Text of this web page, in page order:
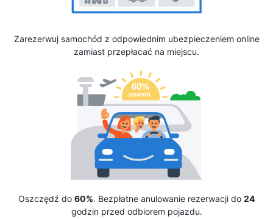
Zarezerwuj samochód z odpowiednim ubezpieczeniem online
zamiast przepłacać na miejscu.
Oszczędź do 60%. Bezpłatne anulowanie rezerwacji do 24
godzin przed odbiorem pojazdu.